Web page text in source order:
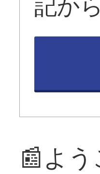
📰よ